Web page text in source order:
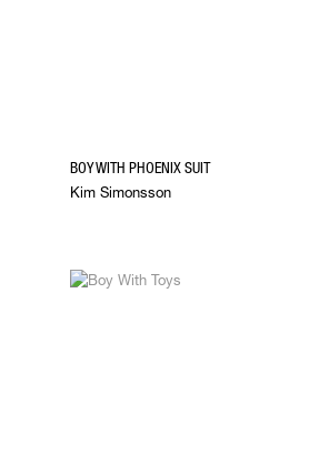
BOY WITH PHOENIX SUIT
Kim Simonsson